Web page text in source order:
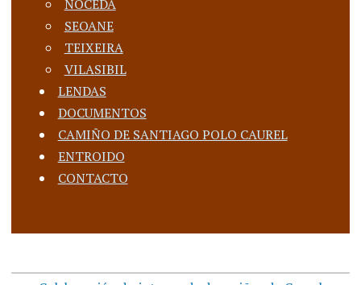
NOCEDA
SEOANE
TEIXEIRA
VILASIBIL
LENDAS
DOCUMENTOS
CAMIÑO DE SANTIAGO POLO CAUREL
ENTROIDO
CONTACTO